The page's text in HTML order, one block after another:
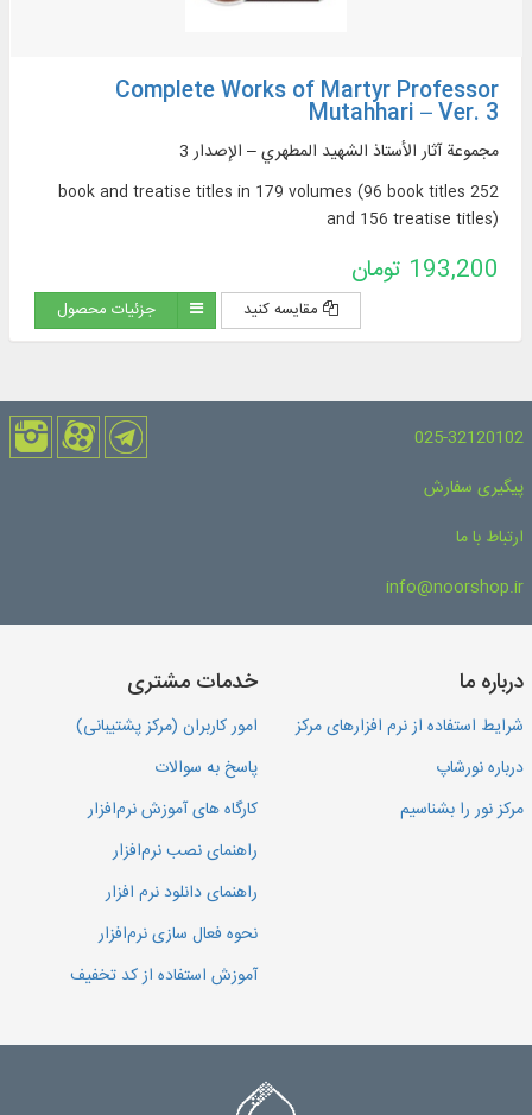
Complete Works of Martyr Professor
Mutahhari – Ver. 3
مجموعة آثار الأستاذ الشهيد المطهري – الإصدار 3
252 book and treatise titles in 179 volumes (96 book titles
and 156 treatise titles)
193,200 تومان
مقایسه کنید جزئیات محصول
025-32120102
پیگیری سفارش
ارتباط با ما
info@noorshop.ir
درباره ما
شرایط استفاده از نرم افزارهای مرکز
درباره نورشاپ
مرکز نور را بشناسیم
خدمات مشتری
امور کاربران (مرکز پشتیبانی)
پاسخ به سوالات
کارگاه های آموزش نرم‌افزار
راهنمای نصب نرم‌افزار
راهنمای دانلود نرم افزار
نحوه فعال سازی نرم‌افزار
آموزش استفاده از کد تخفیف